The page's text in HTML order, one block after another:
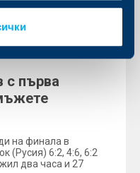
с първа
на финала в
(Русия) 6:2, 4:6, 6:2
два часа и 27